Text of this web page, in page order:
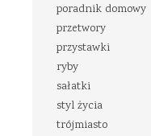
poradnik domowy
przetwory
przystawki
ryby
sałatki
styl życia
trójmiasto